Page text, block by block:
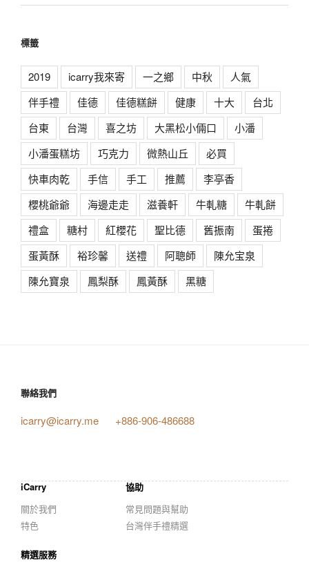
標籤
2019 icarry我來寄 一之鄉 中秋
人氣
伴手禮
佳德 佳德糕餅 健康 十大
台北
台東
台灣 喜之坊 大黑松小倆口
小潘
小潘蛋糕坊
巧克力 微熱山丘
必買
快車肉乾
手信 手工 推薦
李亭香
櫻桃爺爺
海邊走走 滋養軒 牛軋糖
牛軋餅
禮盒
糖村 紅櫻花 聖比德 舊振南
蛋捲
蛋黃酥
裕珍馨 送禮 阿聰師
陳允宝泉
陳允寶泉
鳳梨酥 鳳黃酥 黑糖
聯絡我們
icarry@icarry.me +886-906-486688
iCarry
關於我們
特色
協助
常見問題與幫助
台灣伴手禮精選
精選服務